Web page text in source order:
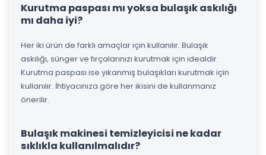
Kurutma paspası mı yoksa bulaşık askılığı
mı daha iyi?
Her iki ürün de farklı amaçlar için kullanılır. Bulaşık
askılığı, sünger ve fırçalarınızı kurutmak için idealdir.
Kurutma paspası ise yıkanmış bulaşıkları kurutmak için
kullanılır. İhtiyacınıza göre her ikisini de kullanmanız
önerilir.
Bulaşık makinesi temizleyicisi ne kadar
sıklıkla kullanılmalıdır?